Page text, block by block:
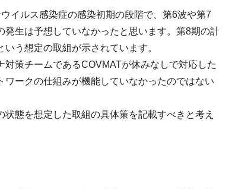
イルス感染症の感染初期の段階で、第6波や第7
生は予想していなかったと思います。第8期の計
う想定の取組が示されています。
策チームであるCOVMATが休みなしで対応した
ークの仕組みが機能していなかったのではない
態を想定した取組の具体策を記載すべきと考え